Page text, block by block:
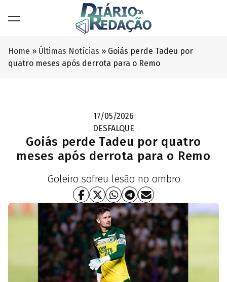
Home » Últimas Notícias » Goiás perde Tadeu por
quatro meses após derrota para o Remo
17/05/2026
DESFALQUE
Goiás perde Tadeu por quatro
meses após derrota para o Remo
Goleiro sofreu lesão no ombro